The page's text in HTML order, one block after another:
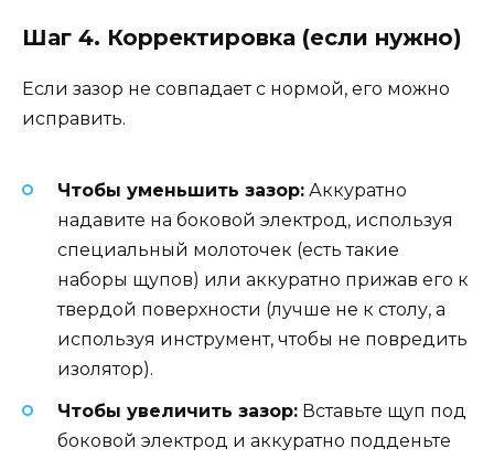
Шаг 4. Корректировка (если нужно)
Если зазор не совпадает с нормой, его можно
исправить.
Чтобы уменьшить зазор: Аккуратно
надавите на боковой электрод, используя
специальный молоточек (есть такие
наборы щупов) или аккуратно прижав его к
твердой поверхности (лучше не к столу, а
используя инструмент, чтобы не повредить
изолятор).
Чтобы увеличить зазор: Вставьте щуп под
боковой электрод и аккуратно подденьте